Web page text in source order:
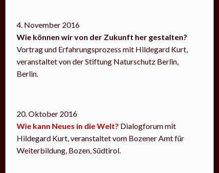
4. November 2016
Wie können wir von der Zukunft her gestalten?
Vortrag und Erfahrungsprozess mit Hildegard Kurt,
veranstaltet von der Stiftung Naturschutz Berlin,
Berlin.
20. Oktober 2016
Wie kann Neues in die Welt? Dialogforum mit
Hildegard Kurt, veranstaltet vom Bozener Amt für
Weiterbildung, Bozen, Südtirol.